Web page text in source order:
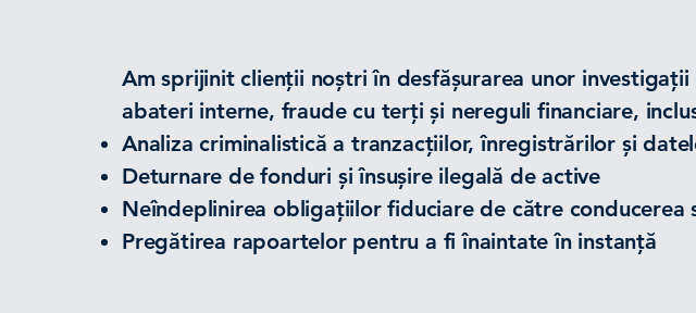
Am sprijinit clienții noștri în desfășurarea unor
abateri interne, fraude cu terți și nereguli financiare,
Analiza criminalistică a tranzacțiilor, înregistrărilor și
Deturnare de fonduri și însușire ilegală de active
Neîndeplinirea obligațiilor fiduciare de către conducerea
Pregătirea rapoartelor pentru a fi înaintate în instanță